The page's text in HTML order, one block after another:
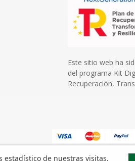
Este sitio web ha
del programa Kit
Recuperación,
estadístico de nuestras visitas.